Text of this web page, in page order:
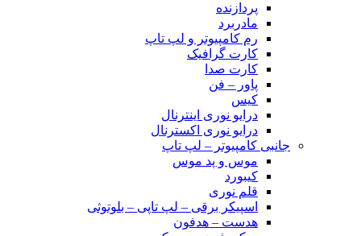
پردازنده
مادربرد
رم کامپیوتر و لپ تاپ
کارت گرافیک
کارت صدا
پاور – فن
کیس
درایو نوری اینترنال
درایو نوری اکسترنال
جانبی کامپیوتر – لپ تاپ
موس و پد موس
کیبورد
قلم نوری
اسپیکر برقی – لپ تاپی – بلوتوثی
هدست – هدفون